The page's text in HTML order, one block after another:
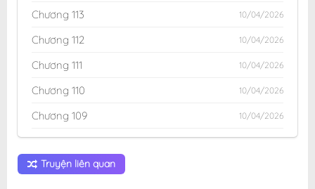
Chương 113 10/04/2026
Chương 112 10/04/2026
Chương 111 10/04/2026
Chương 110 10/04/2026
Chương 109 10/04/2026
Chương 108 10/04/2026
Chương 107
Truyện liên quan